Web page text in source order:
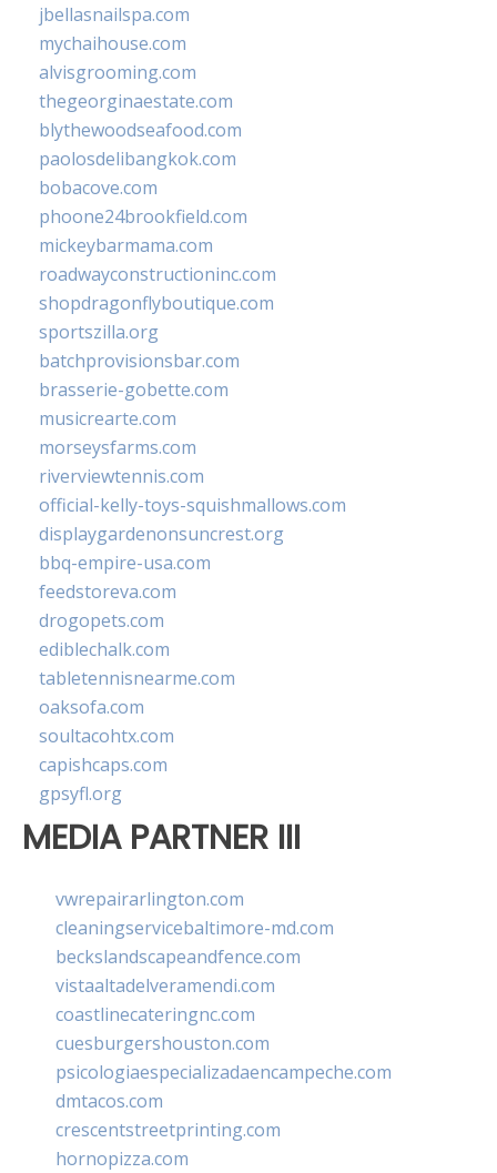
jbellasnailspa.com
mychaihouse.com
alvisgrooming.com
thegeorginaestate.com
blythewoodseafood.com
paolosdelibangkok.com
bobacove.com
phoone24brookfield.com
mickeybarmama.com
roadwayconstructioninc.com
shopdragonflyboutique.com
sportszilla.org
batchprovisionsbar.com
brasserie-gobette.com
musicrearte.com
morseysfarms.com
riverviewtennis.com
official-kelly-toys-squishmallows.com
displaygardenonsuncrest.org
bbq-empire-usa.com
feedstoreva.com
drogopets.com
ediblechalk.com
tabletennisnearme.com
oaksofa.com
soultacohtx.com
capishcaps.com
gpsyfl.org
MEDIA PARTNER III
vwrepairarlington.com
cleaningservicebaltimore-md.com
beckslandscapeandfence.com
vistaaltadelveramendi.com
coastlinecateringnc.com
cuesburgershouston.com
psicologiaespecializadaencampeche.com
dmtacos.com
crescentstreetprinting.com
hornopizza.com